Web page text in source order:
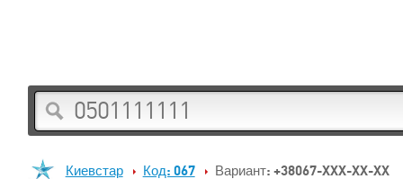
Киевстар Код: 067 Вариант: +38067-XXX-XX-XX